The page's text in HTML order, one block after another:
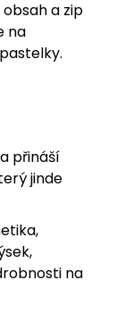
a zip
na
přináší
jinde
na